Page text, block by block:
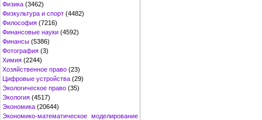
Физика (3462)
Физкультура и спорт (4482)
Философия (7216)
Финансовые науки (4592)
Финансы (5386)
Фотография (3)
Химия (2244)
Хозяйственное право (23)
Цифровые устройства (29)
Экологическое право (35)
Экология (4517)
Экономика (20644)
Экономико-математическое моделирование